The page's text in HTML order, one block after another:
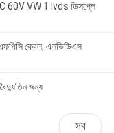
60V VW 1 lvds ডিসপ্লে
কেবল, এলভিডিএস
জন্য
সব